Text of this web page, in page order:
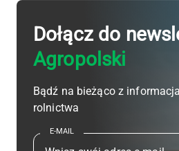
Dołącz do
Agropolski
Bądź na bieżąco z
rolnictwa
E-MAIL